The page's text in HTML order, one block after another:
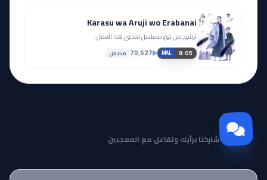
Karasu wa Aruji wo Erabanai
ترشيح من نوع مسلسل لمحبي هذا العمل.
MAL 8.05
70,527 مكتمل
مجتمع Otanyuu
شاركنا برأيك وتفاعل مع المعجبين